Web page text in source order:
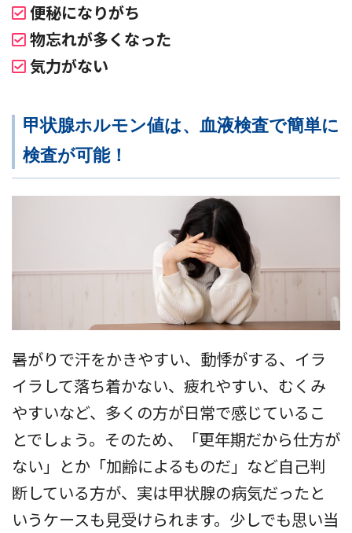
便秘になりがち
物忘れが多くなった
気力がない
甲状腺ホルモン値は、血液検査で簡単に
検査が可能！
暑がりで汗をかきやすい、動悸がする、イラ
イラして落ち着かない、疲れやすい、むくみ
やすいなど、多くの方が日常で感じているこ
とでしょう。そのため、「更年期だから仕方が
ない」とか「加齢によるものだ」など自己判
断している方が、実は甲状腺の病気だったと
いうケースも見受けられます。少しでも思い当